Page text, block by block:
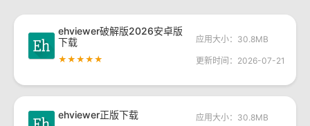
ehviewer破解版2026安卓版
下载
★★★★★
应用大小：30.8MB
更新时间：2026-07-21
ehviewer正版下载
应用大小：30.8MB